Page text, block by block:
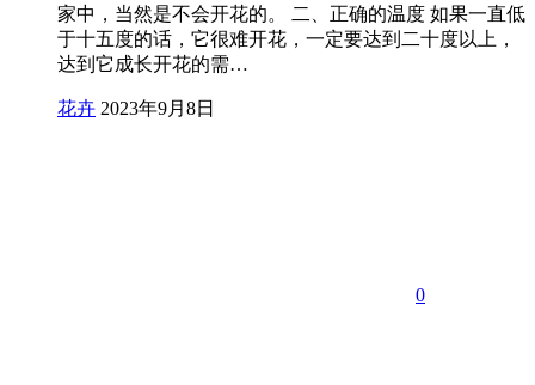
家中，当然是不会开花的。 二、正确的温度 如果一直低
于十五度的话，它很难开花，一定要达到二十度以上，
达到它成长开花的需…
花卉 2023年9月8日
0